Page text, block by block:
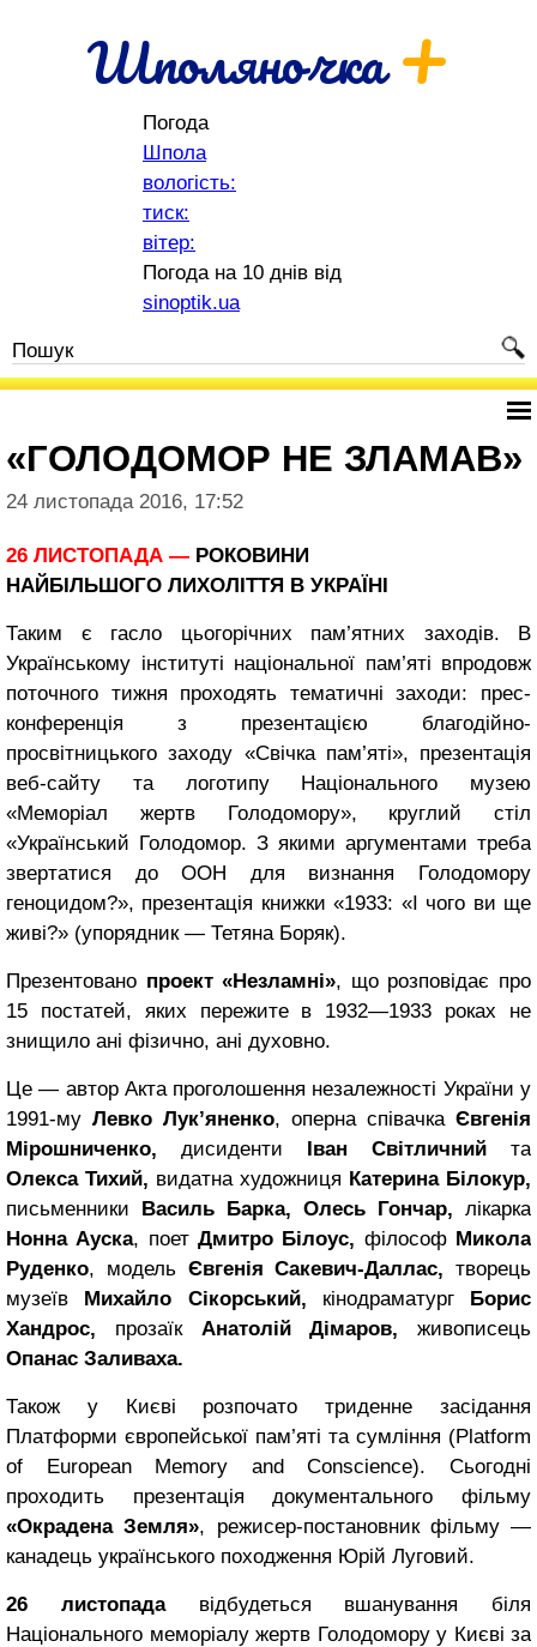
Шполяночка+
Погода
Шпола
вологість:
тиск:
вітер:
Погода на 10 днів від
sinoptik.ua
«ГОЛОДОМОР НЕ ЗЛАМАВ»
24 листопада 2016, 17:52
26 ЛИСТОПАДА — РОКОВИНИ
НАЙБІЛЬШОГО ЛИХОЛІТТЯ В УКРАЇНІ
Таким є гасло цьогорічних пам’ятних заходів. В
Українському інституті національної пам’яті впродовж
поточного тижня проходять тематичні заходи: прес-
конференція з презентацією благодійно-
просвітницького заходу «Свічка пам’яті», презентація
веб-сайту та логотипу Національного музею
«Меморіал жертв Голодомору», круглий стіл
«Український Голодомор. З якими аргументами треба
звертатися до ООН для визнання Голодомору
геноцидом?», презентація книжки «1933: «І чого ви ще
живі?» (упорядник — Тетяна Боряк).
Презентовано проект «Незламні», що розповідає про
15 постатей, яких пережите в 1932—1933 роках не
знищило ані фізично, ані духовно.
Це — автор Акта проголошення незалежності України у
1991-му Левко Лук’яненко, оперна співачка Євгенія
Мірошниченко, дисиденти Іван Світличний та
Олекса Тихий, видатна художниця Катерина Білокур,
письменники Василь Барка, Олесь Гончар, лікарка
Нонна Ауска, поетДмитро Білоус, філософ Микола
Руденко, модель Євгенія Сакевич-Даллас, творець
музеїв Михайло Сікорський, кінодраматург Борис
Хандрос, прозаїк Анатолій Дімаров, живописець
Опанас Заливаха.
Також у Києві розпочато триденне засідання
Платформи європейської пам’яті та сумління (Platform
of European Memory and Conscience). Сьогодні
проходить презентація документального фільму
«Окрадена Земля», режисер-постановник фільму —
канадець українського походження Юрій Луговий.
26 листопадавідбудеться вшанування біля
Національного меморіалу жертв Голодомору у Києві за